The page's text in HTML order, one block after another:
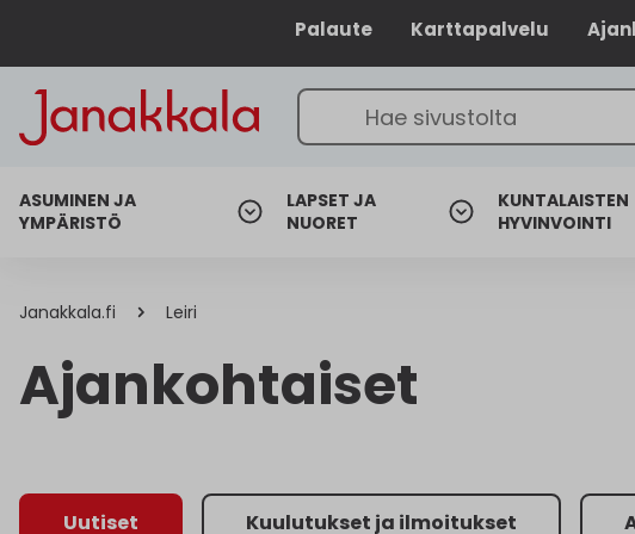
Palaute Karttapalvelu
ASUMINEN JA
YMPÄRISTÖ
LAPSET JA
NUORET
KUNTALAISTEN
HYVINVOINTI
Janakkala.fi Leiri
Ajankohtaiset
Uutiset Kuulutukset ja ilmoitukset